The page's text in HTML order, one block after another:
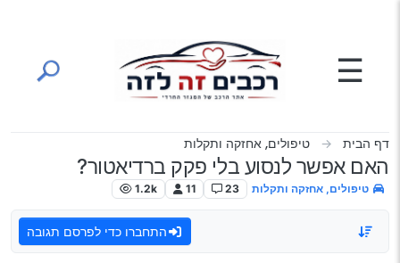
☰
דף הבית טיפולים, אחזקה ותקלות
האם אפשר לנסוע בלי פקק ברדיאטור?
טיפולים, אחזקה ותקלות 23
11
1.2k
התחברו כדי לפרסם תגובה